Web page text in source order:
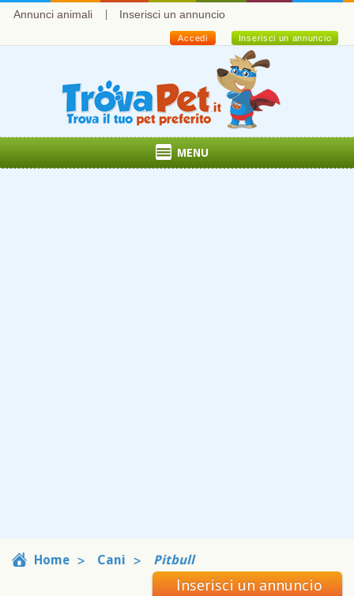
Annunci animali Inserisci un annuncio
Inserisci un annuncio
Accedi
MENU
Home Cani Pitbull
Inserisci un annuncio